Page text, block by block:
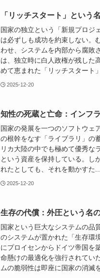
「リッチスタート」という
国家の独立という「新規プロジ
は必ずしも成功を約束しない。
わせ、システムを内部から腐敗
は、独立時に白人政権が残した
めて恵まれた「リッチスタート」
2025-12-20
知性の死蔵と亡命：インフ
国家の発展を一つのソフトウェ
の根幹をなす「ライブラリ」の
リカ大陸の中でも極めて優秀な
という資産を保持している。し
れたとしても、それを動かすた...
2025-12-20
生存の代償：外圧という名
国家という巨大なシステムの品
のシステムが置かれた「生存環
にプロイセンからドイツ帝国を
命懸けの最適化を強行されてい
ムの脆弱性は即座に国家の消滅を